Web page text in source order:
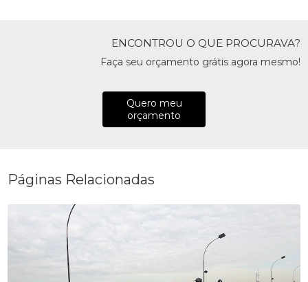
ENCONTROU O QUE PROCURAVA?
Faça seu orçamento grátis agora mesmo!
Quero meu
orçamento
Páginas Relacionadas